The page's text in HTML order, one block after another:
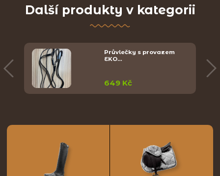
Další produkty v kategorii
Průvlečky s provazem
EKO…
649 Kč